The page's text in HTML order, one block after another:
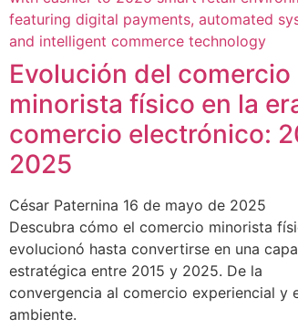
Evolución del comercio
minorista físico en la
comercio electrónico:
2025
César Paternina 16 de mayo de 2025
Descubra cómo el comercio minorista
evolucionó hasta convertirse en una
estratégica entre 2015 y 2025. De la
convergencia al comercio experiencial y
ambiente.